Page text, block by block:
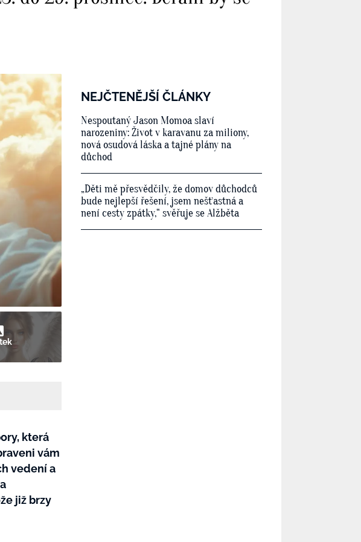
která
vám
vedení a
již brzy
NEJČTENĚJŠÍ ČLÁNKY
Nespoutaný Jason Momoa slaví
narozeniny: Život v karavanu za miliony,
nová osudová láska a tajné plány na
důchod
„Děti mě přesvědčily, že domov důchodců
bude nejlepší řešení, jsem nešťastná a
není cesty zpátky,“ svěřuje se Alžběta